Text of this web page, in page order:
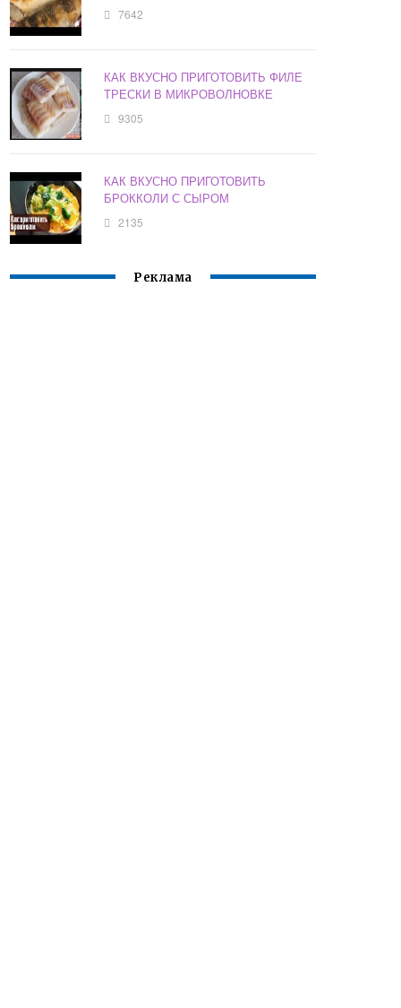
7642
КАК ВКУСНО ПРИГОТОВИТЬ ФИЛЕ
ТРЕСКИ В МИКРОВОЛНОВКЕ
9305
КАК ВКУСНО ПРИГОТОВИТЬ
БРОККОЛИ С СЫРОМ
2135
Реклама